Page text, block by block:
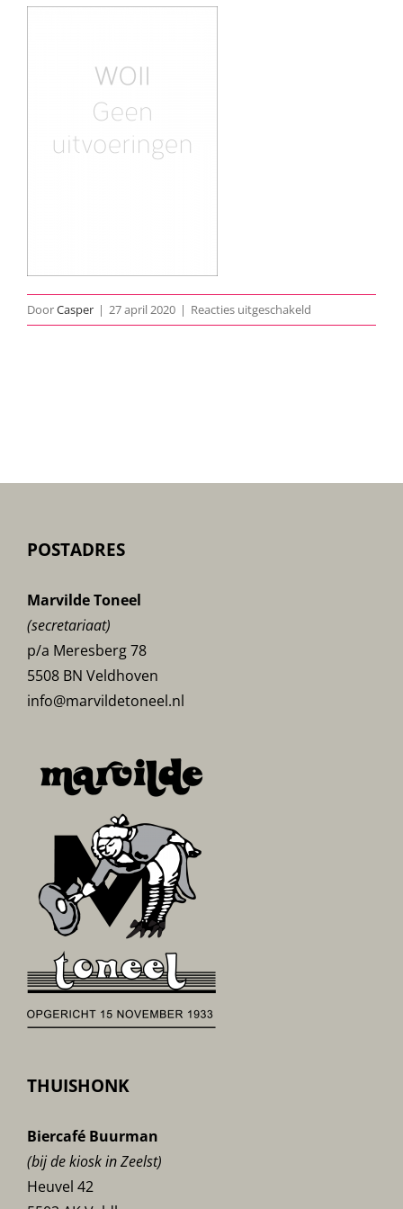
DoorCasper | 27 april 2020 | Reacties uitgeschakeld
1940-
POSTADRES
Marvilde Toneel
(secretariaat)
p/a Meresberg 78
5508 BN Veldhoven
info@marvildetoneel.nl
THUISHONK
Biercafé Buurman
(bij de kiosk in Zeelst)
Heuvel 42